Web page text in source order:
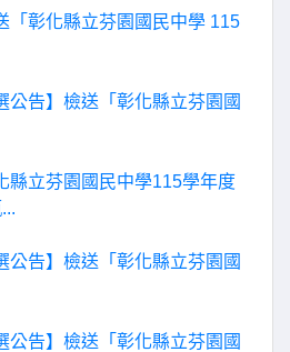
「彰化縣立芬園國民中學 115
公告】檢送「彰化縣立芬園國
縣立芬園國民中學115學年度
公告】檢送「彰化縣立芬園國
公告】檢送「彰化縣立芬園國